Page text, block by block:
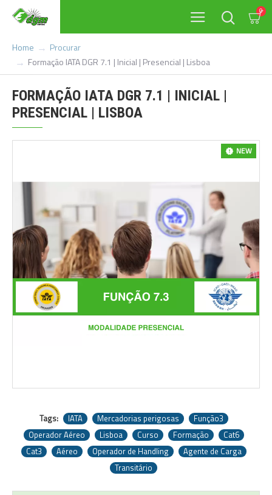
0
Home
Procurar
Formação IATA DGR 7.1 | Inicial | Presencial | Lisboa
FORMAÇÃO IATA DGR 7.1 | INICIAL |
PRESENCIAL | LISBOA
NEW
Tags: IATA Mercadorias perigosas
Função3
Operador Aéreo
Lisboa Curso Formação
Cat6
Cat3
Aéreo Operador de Handling
Agente de Carga
Transitário